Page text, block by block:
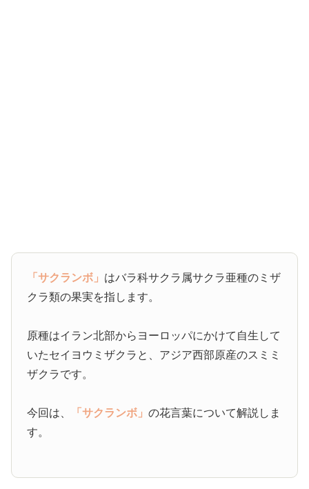
「サクランボ」 はバラ科サクラ属サクラ亜種のミザ
クラ類の果実を指します。
原種はイラン北部からヨーロッパにかけて自生して
いたセイヨウミザクラと、アジア西部原産のスミミ
ザクラです。
今回は、 「サクランボ」の花言葉について解説しま
す。